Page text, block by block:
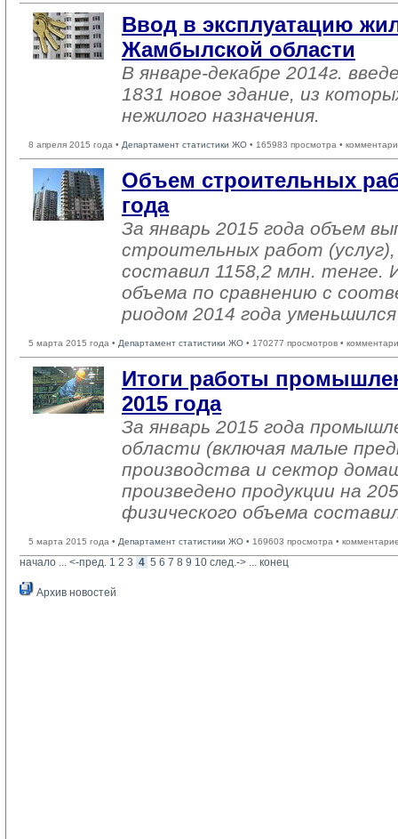
Ввод в эксплуатацию
Жамбылской области
В январе-декабре 2014г.
1831 новое здание, из
нежилого назначения.
8 апреля 2015 года • Департамент статистики ЖО • 165983 просмотра •
Объем строительных
года
За январь 2015 года объем
строительных работ
составил 1158,2 млн. тенге.
объема по сравнению с
риодом 2014 года
5 марта 2015 года • Департамент статистики ЖО • 170277 просмотров •
Итоги работы
2015 года
За январь 2015 года
области (включая малые
производства и сектор
произведено продукции на
физического объема
5 марта 2015 года • Департамент статистики ЖО • 169603 просмотра •
начало ... <-пред. 1 2 3 4 5 6 7 8 9 10 след.-> ... конец
Архив новостей